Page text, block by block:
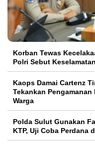
Korban Tewas
Polri Sebut
Kaops Damai Cartenz
Tekankan
Warga
Polda Sulut Gunakan
KTP, Uji Coba Perdana